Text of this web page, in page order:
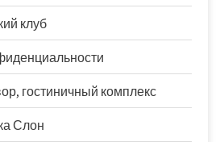
клуб
гостиничный комплекс
Слон